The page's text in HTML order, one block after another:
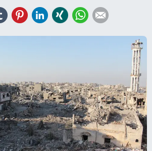
tumblrPinterestLinkedIn
Xing WhatsApp